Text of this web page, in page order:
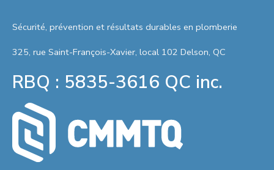
Sécurité, prévention et résultats durables en plomberie
325, rue Saint-François-Xavier, local 102 Delson, QC
RBQ : 5835-3616 QC inc.